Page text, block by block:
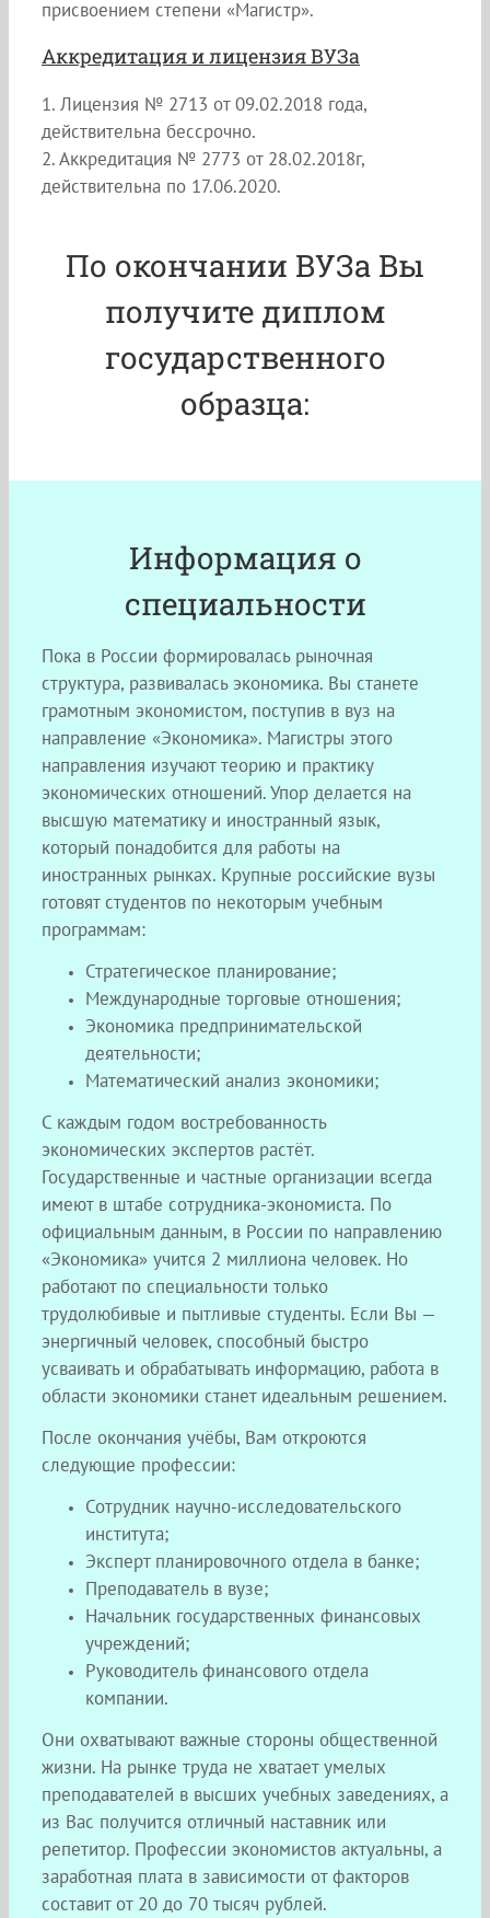
присвоением степени «Магистр».
Аккредитация и лицензия ВУЗа
1. Лицензия № 2713 от 09.02.2018 года,
действительна бессрочно.
2. Аккредитация № 2773 от 28.02.2018г,
действительна по 17.06.2020.
По окончании ВУЗа Вы
получите диплом
государственного
образца:
Информация о
специальности
Пока в России формировалась рыночная
структура, развивалась экономика. Вы станете
грамотным экономистом, поступив в вуз на
направление «Экономика». Магистры этого
направления изучают теорию и практику
экономических отношений. Упор делается на
высшую математику и иностранный язык,
который понадобится для работы на
иностранных рынках. Крупные российские вузы
готовят студентов по некоторым учебным
программам:
Стратегическое планирование;
Международные торговые отношения;
Экономика предпринимательской
деятельности;
Математический анализ экономики;
С каждым годом востребованность
экономических экспертов растёт.
Государственные и частные организации всегда
имеют в штабе сотрудника-экономиста. По
официальным данным, в России по направлению
«Экономика» учится 2 миллиона человек. Но
работают по специальности только
трудолюбивые и пытливые студенты. Если Вы —
энергичный человек, способный быстро
усваивать и обрабатывать информацию, работа в
области экономики станет идеальным решением.
После окончания учёбы, Вам откроются
следующие профессии:
Сотрудник научно-исследовательского
института;
Эксперт планировочного отдела в банке;
Преподаватель в вузе;
Начальник государственных финансовых
учреждений;
Руководитель финансового отдела
компании.
Они охватывают важные стороны общественной
жизни. На рынке труда не хватает умелых
преподавателей в высших учебных заведениях, а
из Вас получится отличный наставник или
репетитор. Профессии экономистов актуальны, а
заработная плата в зависимости от факторов
составит от 20 до 70 тысяч рублей.